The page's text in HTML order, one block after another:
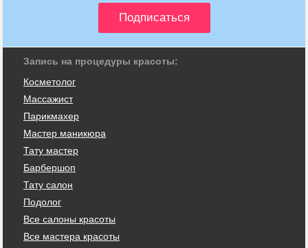
Запись на процедуры красоты:
Косметолог
Массажист
Парикмахер
Мастер маникюра
Тату мастер
Барбершоп
Тату салон
Подолог
Все салоны красоты
Все мастера красоты